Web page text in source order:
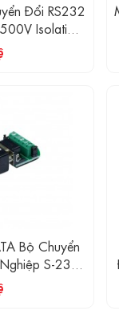
Đổi RS232
Isolation,
Bộ Chuyển
S-232
422